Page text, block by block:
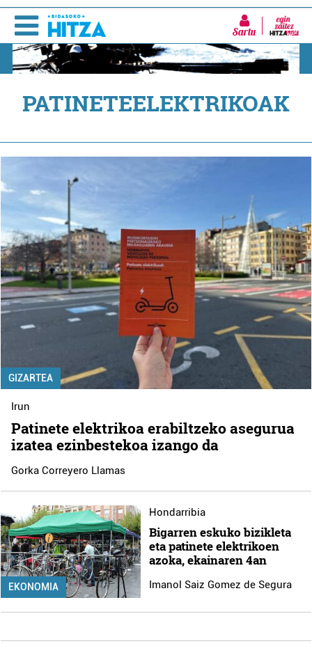
Sartu
PATINETEELEKTRIKOAK
GIZARTEA
Irun
Patinete elektrikoa erabiltzeko asegurua
izatea ezinbestekoa izango da
Gorka Correyero Llamas
EKONOMIA
Hondarribia
Bigarren eskuko bizikleta
eta patinete elektrikoen
azoka, ekainaren 4an
Imanol Saiz Gomez de Segura